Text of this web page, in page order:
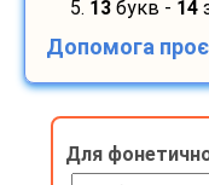
5. 13 букв - 14
Допомога
Для